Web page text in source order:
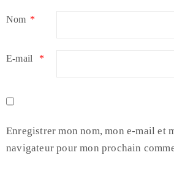
Nom *
E-mail *
Enregistrer mon nom, mon e-mail et
navigateur pour mon prochain